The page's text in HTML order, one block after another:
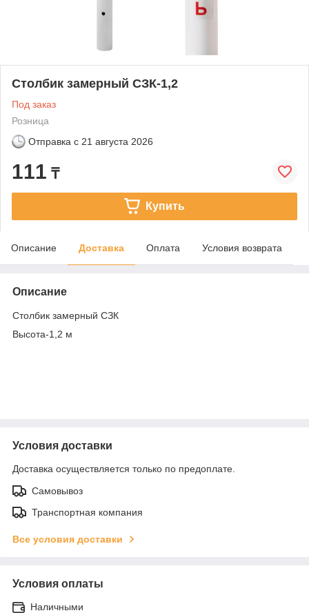
Столбик замерный СЗК-1,2
Под заказ
Розница
Отправка с 21 августа 2026
111 ₸
Купить
Описание Доставка Оплата Условия возврата
Описание
Столбик замерный СЗК
Высота-1,2 м
Условия доставки
Доставка осуществляется только по предоплате.
Самовывоз
Транспортная компания
Все условия доставки
Условия оплаты
Наличными